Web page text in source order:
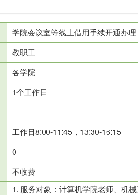
学院会议室等线上借用手续开通办理
教职工
各学院
1个工作日
工作日8:00-11:45，13:30-16:15
0
不收费
1. 服务对象： 计算机学院老师、机